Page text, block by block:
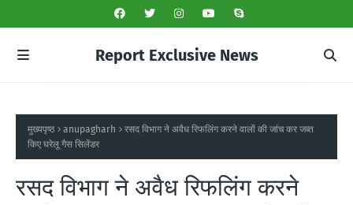
Report Exclusive News
मुख्यपृष्ठ anupagharh
रसद विभाग ने अवैध रिफलिंग करने वालों की जांच कर जब्त
किए घरेलू गैस सिलेंडर
रसद विभाग ने अवैध रिफलिंग करने